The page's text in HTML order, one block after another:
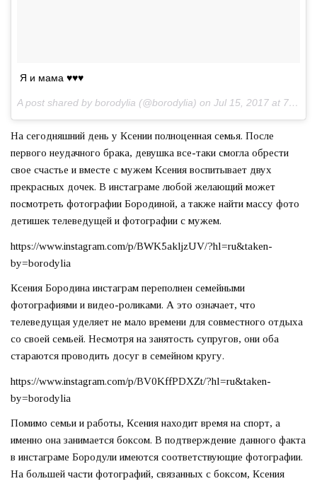
Я и мама ♥️♥️♥️
A post shared by borodylia (@borodylia) onJul 15, 2017 at 7:22am PDT
На сегодняшний день у Ксении полноценная семья. После
первого неудачного брака, девушка все-таки смогла обрести
свое счастье и вместе с мужем Ксения воспитывает двух
прекрасных дочек. В инстаграме любой желающий может
посмотреть фотографии Бородиной, а также найти массу фото
детишек телеведущей и фотографии с мужем.
https://www.instagram.com/p/BWK5akljzUV/?hl=ru&taken-
by=borodylia
Ксения Бородина инстаграм переполнен семейными
фотографиями и видео-роликами. А это означает, что
телеведущая уделяет не мало времени для совместного отдыха
со своей семьей. Несмотря на занятость супругов, они оба
стараются проводить досуг в семейном кругу.
https://www.instagram.com/p/BV0KffPDXZt/?hl=ru&taken-
by=borodylia
Помимо семьи и работы, Ксения находит время на спорт, а
именно она занимается боксом. В подтверждение данного факта
в инстаграме Бородули имеются соответствующие фотографии.
На большей части фотографий, связанных с боксом, Ксения